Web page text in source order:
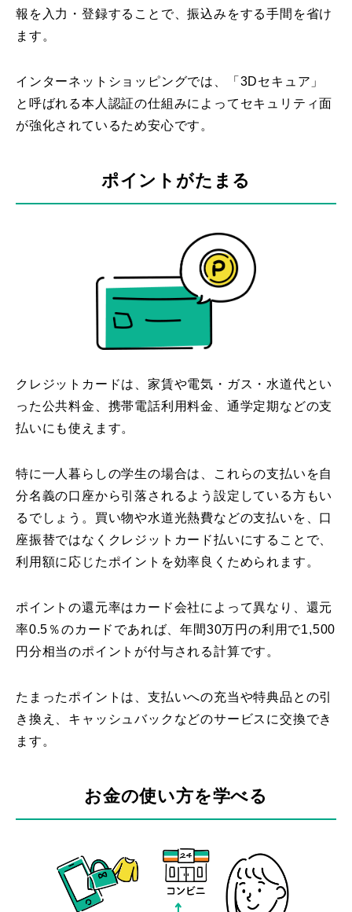
報を入力・登録することで、振込みをする手間を省け
ます。
インターネットショッピングでは、「3Dセキュア」
と呼ばれる本人認証の仕組みによってセキュリティ面
が強化されているため安心です。
ポイントがたまる
クレジットカードは、家賃や電気・ガス・水道代とい
った公共料金、携帯電話利用料金、通学定期などの支
払いにも使えます。
特に一人暮らしの学生の場合は、これらの支払いを自
分名義の口座から引落されるよう設定している方もい
るでしょう。買い物や水道光熱費などの支払いを、口
座振替ではなくクレジットカード払いにすることで、
利用額に応じたポイントを効率良くためられます。
ポイントの還元率はカード会社によって異なり、還元
率0.5％のカードであれば、年間30万円の利用で1,500
円分相当のポイントが付与される計算です。
たまったポイントは、支払いへの充当や特典品との引
き換え、キャッシュバックなどのサービスに交換でき
ます。
お金の使い方を学べる